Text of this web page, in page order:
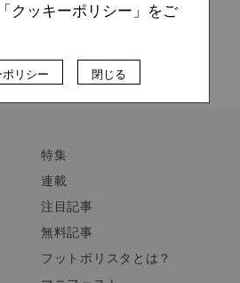
特集
連載
注目記事
無料記事
フットボリスタとは？
クッキーポリシー」をご
リシー 閉じる